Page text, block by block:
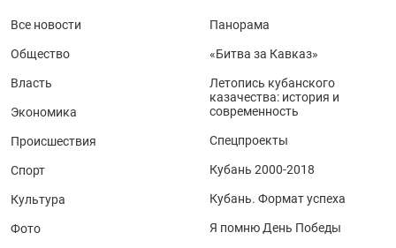
Все новости
Общество
Власть
Экономика
Происшествия
Спорт
Культура
Фото
Панорама
«Битва за Кавказ»
Летопись кубанского
казачества: история и
современность
Спецпроекты
Кубань 2000-2018
Кубань. Формат успеха
Я помню День Победы